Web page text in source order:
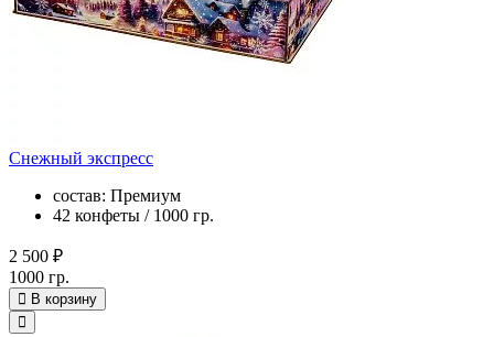
Снежный экспресс
состав: Премиум
42 конфеты / 1000 гр.
2 500 ₽
1000 гр.
В корзину